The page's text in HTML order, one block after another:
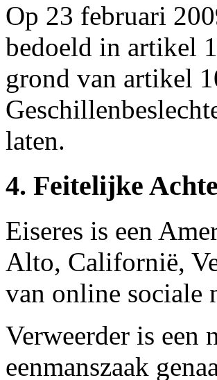
Op 23 februari
bedoeld in artikel
grond van artikel
laten.
4. Feitelijke
Eiseres is een
Alto, Californië,
van online sociale
Verweerder is een
eenmanszaak